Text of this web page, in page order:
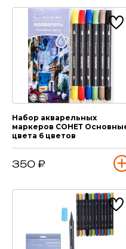
Набор акварельных
маркеров СОНЕТ
цвета 6 цветов
350 ₽